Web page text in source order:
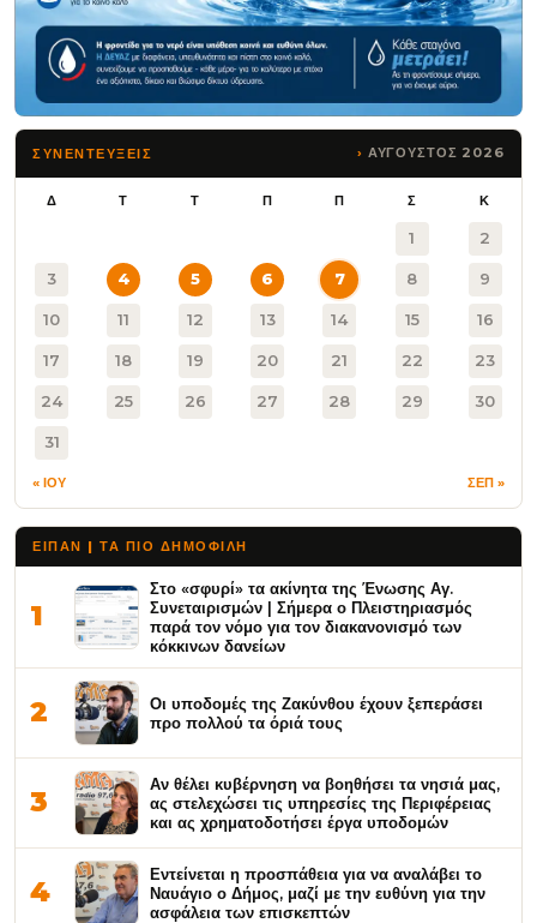
ΣΥΝΕΝΤΕΥΞΕΙΣ ΑΥΓΟΥΣΤΟΣ 2026
Δ Τ Τ Π Π Σ Κ
1 2
3 4 5 6 7 8 9
10 11 12 13 14 15 16
17 18 19 20 21 22 23
24 25 26 27 28 29 30
31
« ΙΟΥ ΣΕΠ »
ΕΙΠΑΝ | ΤΑ ΠΙΟ ΔΗΜΟΦΙΛΉ
1
Στο «σφυρί» τα ακίνητα της Ένωσης Αγ.
Συνεταιρισμών | Σήμερα ο Πλειστηριασμός
παρά τον νόμο για τον διακανονισμό των
κόκκινων δανείων
2
Οι υποδομές της Ζακύνθου έχουν ξεπεράσει
προ πολλού τα όριά τους
3
Αν θέλει κυβέρνηση να βοηθήσει τα νησιά μας,
ας στελεχώσει τις υπηρεσίες της Περιφέρειας
και ας χρηματοδοτήσει έργα υποδομών
4
Εντείνεται η προσπάθεια για να αναλάβει το
Ναυάγιο ο Δήμος, μαζί με την ευθύνη για την
ασφάλεια των επισκεπτών